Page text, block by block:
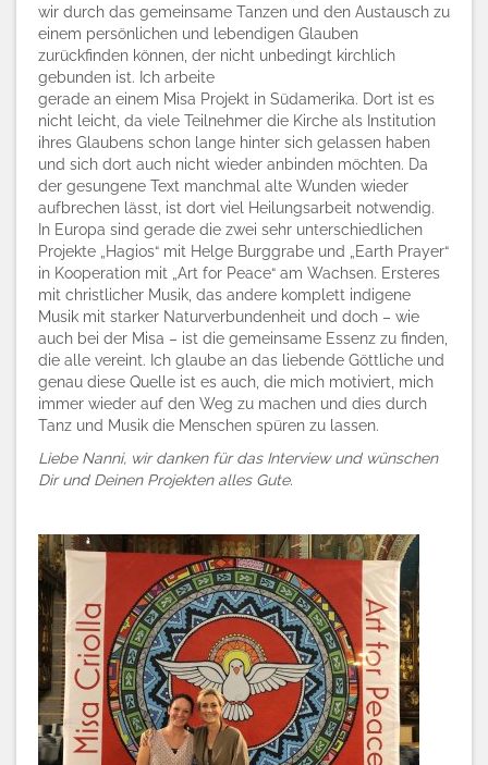
wir durch das gemeinsame Tanzen und den Austausch zu
einem persönlichen und lebendigen Glauben
zurückfinden können, der nicht unbedingt kirchlich
gebunden ist. Ich arbeite
gerade an einem Misa Projekt in Südamerika. Dort ist es
nicht leicht, da viele Teilnehmer die Kirche als Institution
ihres Glaubens schon lange hinter sich gelassen haben
und sich dort auch nicht wieder anbinden möchten. Da
der gesungene Text manchmal alte Wunden wieder
aufbrechen lässt, ist dort viel Heilungsarbeit notwendig.
In Europa sind gerade die zwei sehr unterschiedlichen
Projekte „Hagios“ mit Helge Burggrabe und „Earth Prayer“
in Kooperation mit „Art for Peace“ am Wachsen. Ersteres
mit christlicher Musik, das andere komplett indigene
Musik mit starker Naturverbundenheit und doch – wie
auch bei der Misa – ist die gemeinsame Essenz zu finden,
die alle vereint. Ich glaube an das liebende Göttliche und
genau diese Quelle ist es auch, die mich motiviert, mich
immer wieder auf den Weg zu machen und dies durch
Tanz und Musik die Menschen spüren zu lassen.
Liebe Nanni, wir danken für das Interview und wünschen
Dir und Deinen Projekten alles Gute.